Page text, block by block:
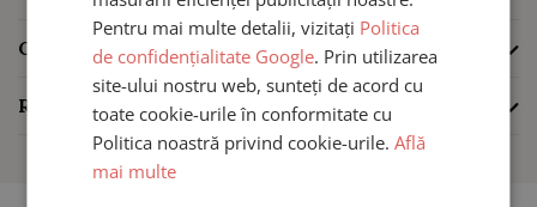
Bratara argint personalizata 2 frati
/ prieteni – un simbol al legaturii
dintre cei dragi
CARACTERISTICI
REVIEW-URI(0)
Pentru mai multe detalii, vizitați Politica
de confidențialitate Google. Prin utilizarea
site-ului nostru web, sunteți de acord cu
toate cookie-urile în conformitate cu
Politica noastră privind cookie-urile.Află
mai multe